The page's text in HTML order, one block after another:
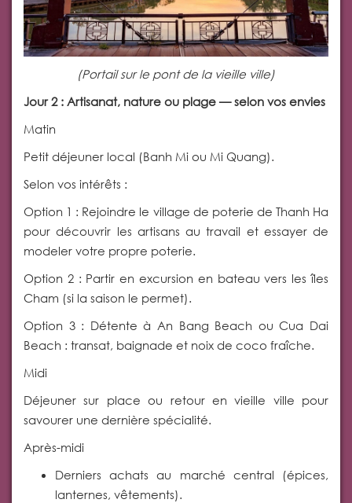
(Portail sur le pont de la vieille ville)
Jour 2 : Artisanat, nature ou plage — selon vos envies
Matin
Petit déjeuner local (Banh Mi ou Mi Quang).
Selon vos intérêts :
Option 1 : Rejoindre le village de poterie de Thanh Ha
pour découvrir les artisans au travail et essayer de
modeler votre propre poterie.
Option 2 : Partir en excursion en bateau vers les îles
Cham (si la saison le permet).
Option 3 : Détente à An Bang Beach ou Cua Dai
Beach : transat, baignade et noix de coco fraîche.
Midi
Déjeuner sur place ou retour en vieille ville pour
savourer une dernière spécialité.
Après-midi
Derniers achats au marché central (épices,
lanternes, vêtements).